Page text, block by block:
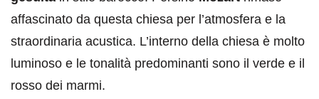
affascinato da questa chiesa per l’atmosfera e la
straordinaria acustica. L’interno della chiesa è molto
luminoso e le tonalità predominanti sono il verde e il
rosso dei marmi.